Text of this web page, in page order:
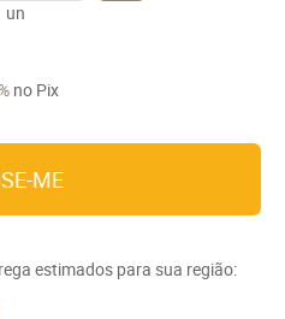
un
no Pix
ME
estimados para sua região: